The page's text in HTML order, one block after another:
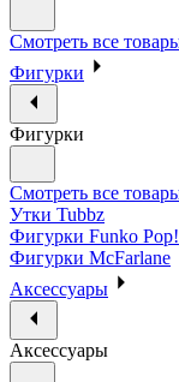
Смотреть все
Фигурки
Фигурки
Смотреть все
Утки Tubbz
Фигурки Funko Pop!
Фигурки McFarlane
Аксессуары
Аксессуары